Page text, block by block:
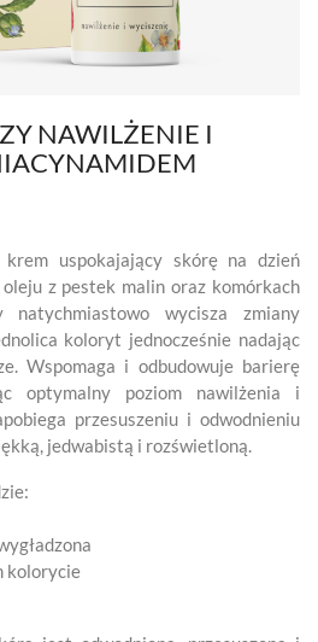
NAWILŻENIE I
krem uspokajający skórę na dzień
z pestek malin oraz komórkach
natychmiastowo wycisza zmiany
koloryt jednocześnie nadając
Wspomaga i odbudowuje barierę
optymalny poziom nawilżenia i
przesuszeniu i odwodnieniu
jedwabistą i rozświetloną.
kolorycie